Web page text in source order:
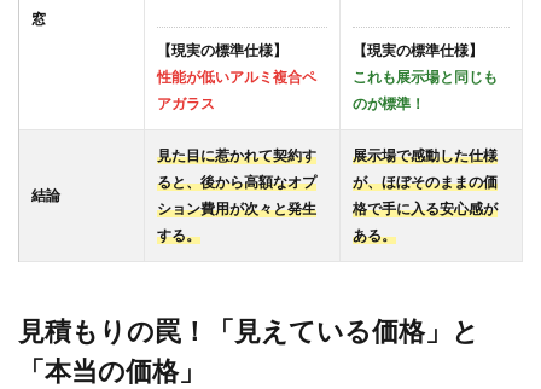
と
窓
【現実の標準仕様】
性能が低いアルミ複合ペ
アガラス
【現実の標準仕様】
これも展示場と同じも
のが標準！
結論
見た目に惹かれて契約す
ると、後から高額なオプ
ション費用が次々と発生
する。
展示場で感動した仕様
が、ほぼそのままの価
格で手に入る安心感が
ある。
見積もりの罠！「見えている価格」と
「本当の価格」